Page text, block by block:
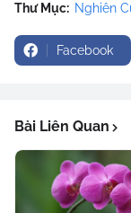
Thư Mục: Nghiên
Facebook
Bài Liên Quan